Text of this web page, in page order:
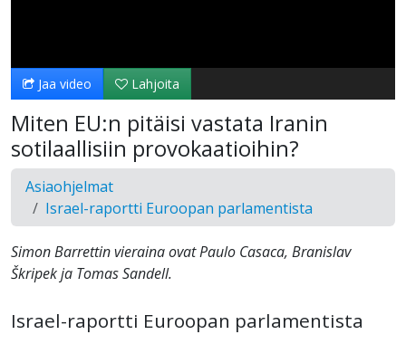
Jaa video Lahjoita
Miten EU:n pitäisi vastata Iranin
sotilaallisiin provokaatioihin?
Asiaohjelmat
Israel-raportti Euroopan parlamentista
Simon Barrettin vieraina ovat Paulo Casaca, Branislav
Škripek ja Tomas Sandell.
Israel-raportti Euroopan parlamentista